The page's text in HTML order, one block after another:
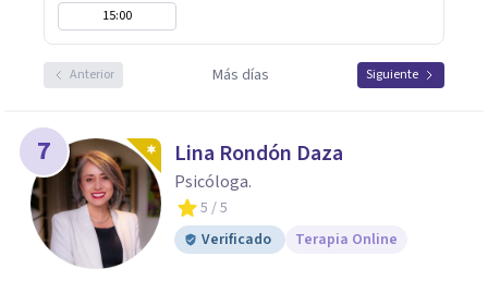
15:00
Anterior Más días Siguiente
7 Lina Rondón Daza
Psicóloga.
5 / 5
Verificado
Terapia Online